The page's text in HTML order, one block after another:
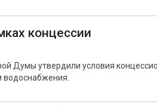
концессии
Думы утвердили условия
водоснабжения.